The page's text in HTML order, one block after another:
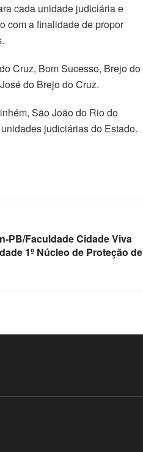
cada unidade judiciária e
com a finalidade de propor
Cruz, Bom Sucesso, Brejo do
do Brejo do Cruz.
São João do Rio do
judiciárias do Estado.
PB/Faculdade Cidade Viva
1º Núcleo de Proteção de